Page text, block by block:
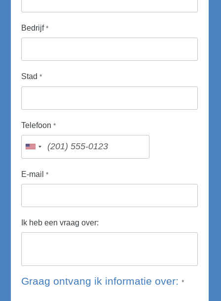
Bedrijf*
Stad*
Telefoon*
E-mail*
Ik heb een vraag over:
Graag ontvang ik informatie over:*